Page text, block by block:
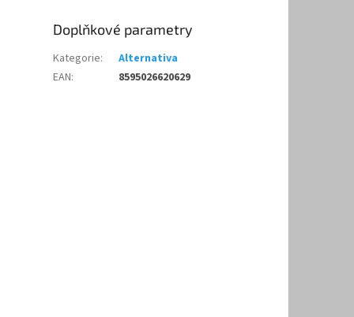
Doplňkové parametry
Kategorie:
Alternativa
EAN: 8595026620629